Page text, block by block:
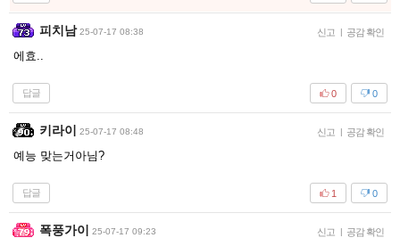
피치남 25-07-17 08:38 신고 | 공감 확인
에효..
답글 0
0
키라이 25-07-17 08:48 신고 | 공감 확인
예능 맞는거아님?
답글 0
1
폭풍가이 25-07-17 09:23 신고 | 공감 확인